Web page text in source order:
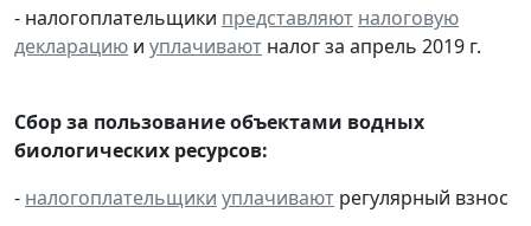
- налогоплательщики представляют налоговую
декларацию и уплачивают налог за апрель 2019 г.
Сбор за пользование объектами водных
биологических ресурсов:
- налогоплательщики уплачивают регулярный взнос